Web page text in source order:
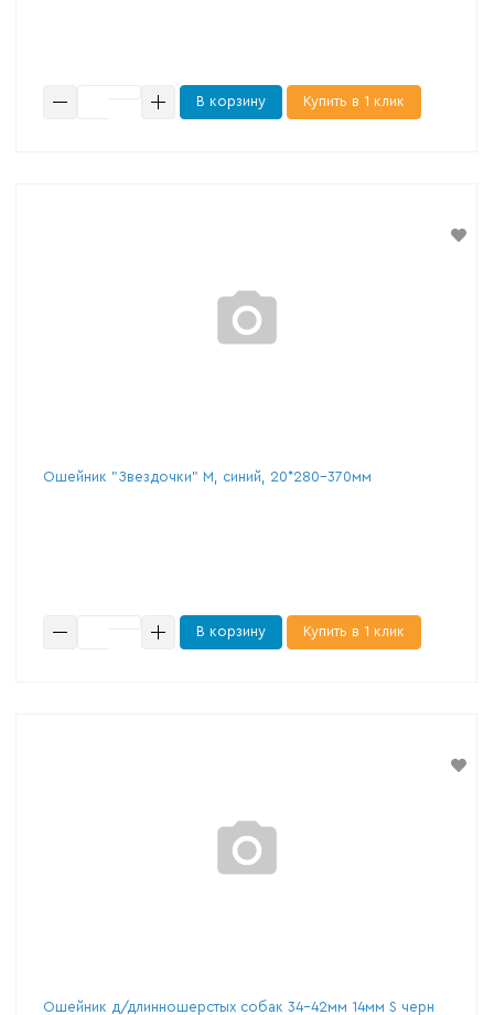
В корзину Купить в 1 клик
Ошейник "Звездочки" M, синий, 20*280-370мм
В корзину Купить в 1 клик
Ошейник д/длинношерстых собак 34-42мм 14мм S черн